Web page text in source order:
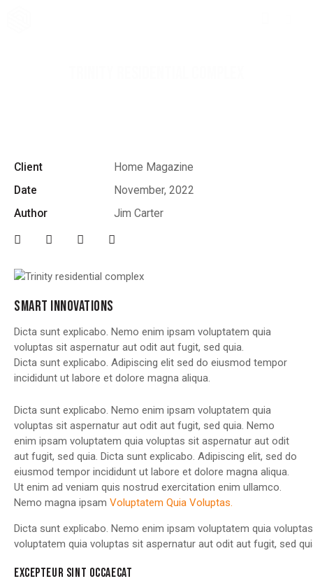
Client
Home Magazine
Date
November, 2022
Author
Jim Carter
SMART INNOVATIONS
Dicta sunt explicabo. Nemo enim ipsam voluptatem quia
voluptas sit aspernatur aut odit aut fugit, sed quia.
Dicta sunt explicabo. Adipiscing elit sed do eiusmod tempor
incididunt ut labore et dolore magna aliqua.
Dicta sunt explicabo. Nemo enim ipsam voluptatem quia
voluptas sit aspernatur aut odit aut fugit, sed quia. Nemo
enim ipsam voluptatem quia voluptas sit aspernatur aut odit
aut fugit, sed quia. Dicta sunt explicabo. Adipiscing elit, sed do
eiusmod tempor incididunt ut labore et dolore magna aliqua.
Ut enim ad veniam quis nostrud exercitation enim ullamco.
Nemo magna ipsam Voluptatem Quia Voluptas.
Dicta sunt explicabo. Nemo enim ipsam voluptatem quia
voluptatem quia voluptas sit aspernatur aut odit aut fugit, sed
EXCEPTEUR SINT OCCAECAT